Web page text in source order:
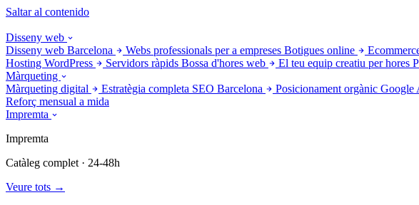
Saltar al contenido
Disseny web
Disseny web Barcelona
Webs professionals per a empreses Botigues online
Hosting WordPress
Servidors ràpids Bossa d'hores web El teu equip creatiu per hores
Màrqueting
Màrqueting digital
Estratègia completa SEO Barcelona Posicionament orgànic Google
Reforç mensual a mida
Impremta
Impremta
Catàleg complet · 24-48h
Veure tots →